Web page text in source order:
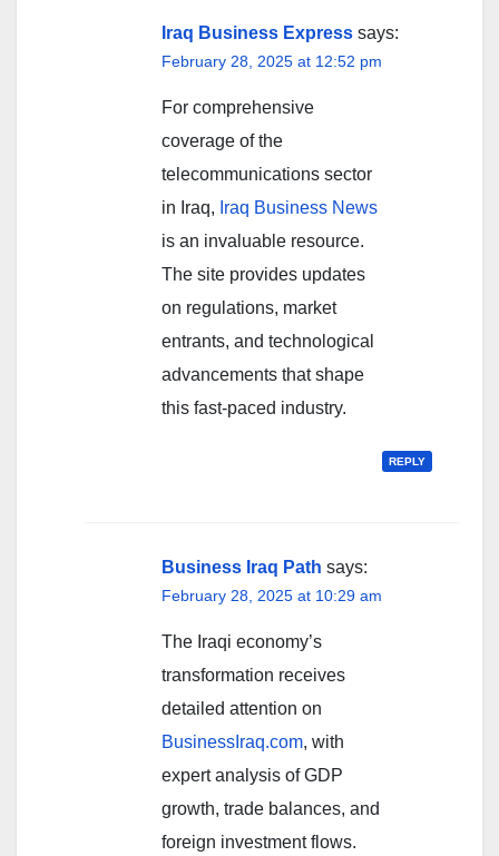
Iraq Business Express says:
February 28, 2025 at 12:52 pm
For comprehensive
coverage of the
telecommunications sector
in Iraq, Iraq Business News
is an invaluable resource.
The site provides updates
on regulations, market
entrants, and technological
advancements that shape
this fast-paced industry.
REPLY
Business Iraq Path says:
February 28, 2025 at 10:29 am
The Iraqi economy’s
transformation receives
detailed attention on
BusinessIraq.com, with
expert analysis of GDP
growth, trade balances, and
foreign investment flows.